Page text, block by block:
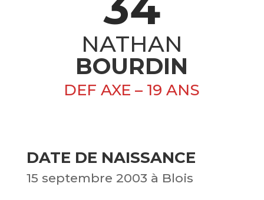
NATHAN
BOURDIN
DEF AXE – 19 ANS
DATE DE NAISSANCE
15 septembre 2003 à Blois